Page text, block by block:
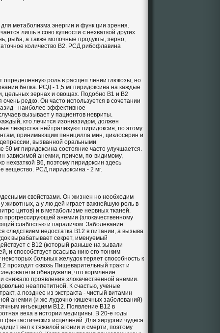
метаболизма энергии и функ ции зрения.
лишь в сово купности с нехваткой других
рыба, а также молочные продукты, зерно,
количество В2. РСД рибофлавина
определенную роль в расщеп лении глюкозы, но
белка. РСД - 1,5 мг пиридоксина на каждые
цельных зернах и овощах. Подобно В1 и B2
редко. Он часто используется в сочетании
- наиболее эффективное
вызывает у пациентов невриты.
кто лечится изониазидом, должен
лекарства нейтрализуют пиридоксин, по этому
принимающим пеницилла мин, циклосерин и
вызванной оральными
мг пиридоксина состояние часто улучшается.
зависимой анемии, причем, по-видимому,
нехваткой В6, поэтому пиридоксин здесь
вещество. РСД пиридоксина - 2 мг.
свойствами. Он жизнен но необходим
животных, а у лю дей играет важнейшую роль в
цитов) и в метаболизме нервных тканей.
прогрессирующей анемии (злокачественному
слабостью и параличом. Заболевание
следствием недостатка В12 в питании, а вызыва
вырабатывает секрет, именуемый
с В12 (который раньше на зывали
и способствует всасыва нию его тонким
больных желудок теряет способность к
проходит сквозь Пищеварительный тракт и
обнаружили, что кормление
снижало проявления злокачественной анемии.
неаппетитной. К счастью, ученые
а позднее из экстракта - чистый витамин
анемии (и же лудочно-кишечных заболеваний)
инъекциям В12. Появление В12 в
веха в истории медицины. В 20-е годы
исцелений. Для хирургии чудеса
вел к тяжелой агонии и смерти, поэтому